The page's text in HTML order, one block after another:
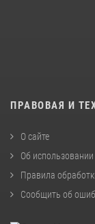
ПРАВОВАЯ И
О сайте
Об
Правила
Сообщить об